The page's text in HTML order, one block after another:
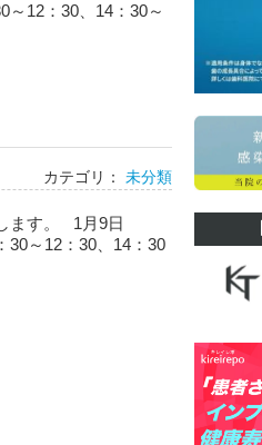
～12：30、14：30～
カテゴリ： 未分類
ます。 1月9日
30～12：30、14：30